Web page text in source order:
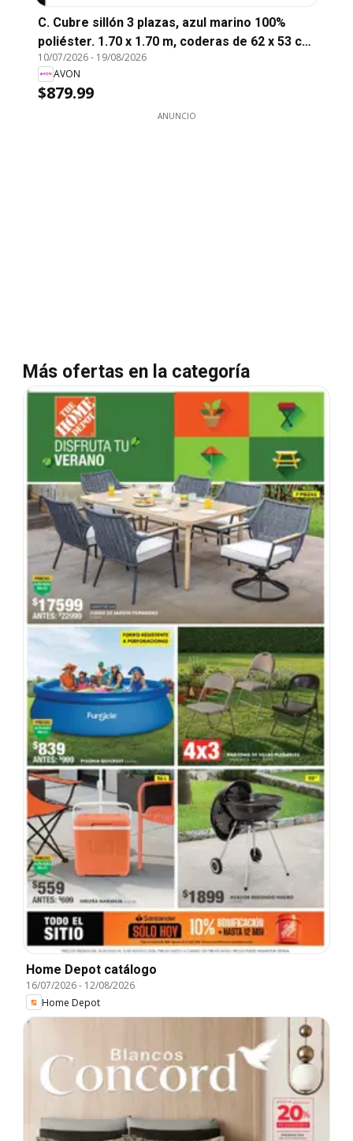
C. Cubre sillón 3 plazas, azul marino 100%
poliéster. 1.70 x 1.70 m, coderas de 62 x 53 cm
c/u.
10/07/2026- 19/08/2026
AVON
$879.99
ANUNCIO
Más ofertas en la categoría
Home Depot catálogo
16/07/2026- 12/08/2026
Home Depot